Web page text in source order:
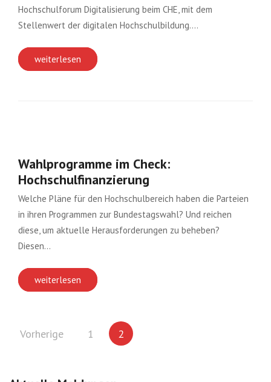
Hochschulforum Digitalisierung beim CHE, mit dem
Stellenwert der digitalen Hochschulbildung….
weiterlesen
Wahlprogramme im Check:
Hochschulfinanzierung
Welche Pläne für den Hochschulbereich haben die Parteien
in ihren Programmen zur Bundestagswahl? Und reichen
diese, um aktuelle Herausforderungen zu beheben?
Diesen…
weiterlesen
Seitennummerierung
Vorherige 1 2